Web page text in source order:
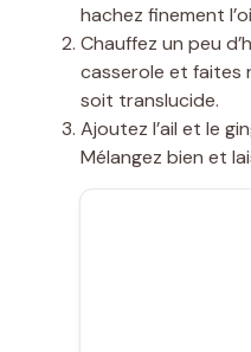
hachez finement
Chauffez un peu
casserole et faites
soit translucide.
Ajoutez l’ail et le
Mélangez bien et